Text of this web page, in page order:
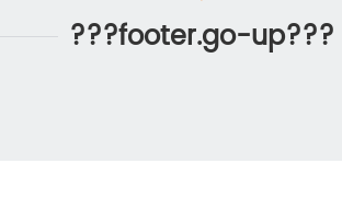
???footer.go-up???